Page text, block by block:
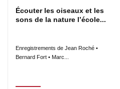
Écouter les oiseaux et les
sons de la nature l’école...
Enregistrements de Jean Roché •
Bernard Fort • Marc...